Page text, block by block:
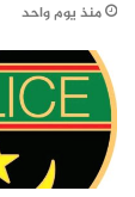
منذ يوم واحد